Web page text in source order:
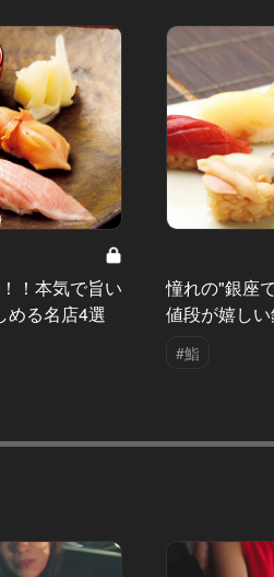
！本気で旨い
める名店4選
憧れの"銀座
値段が嬉し
#鮨